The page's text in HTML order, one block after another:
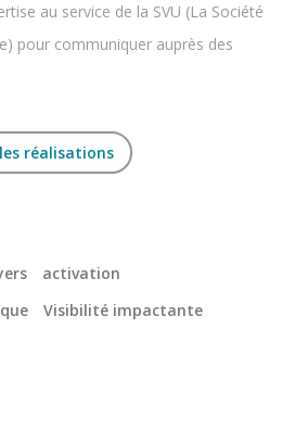
au service de la SVU (La Société
pour communiquer auprès des
réalisations
activation
Visibilité impactante